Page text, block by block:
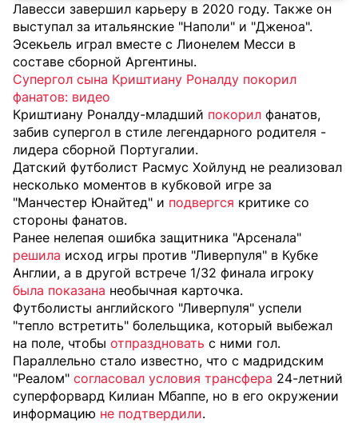
Лавесси завершил карьеру в 2020 году. Также он
выступал за итальянские "Наполи" и "Дженоа".
Эсекьель играл вместе с Лионелем Месси в
составе сборной Аргентины.
Супергол сына Криштиану Роналду покорил
фанатов: видео
Криштиану Роналду-младший покорил фанатов,
забив супергол в стиле легендарного родителя -
лидера сборной Португалии.
Датский футболист Расмус Хойлунд не реализовал
несколько моментов в кубковой игре за
"Манчестер Юнайтед" и подвергся критике со
стороны фанатов.
Ранее нелепая ошибка защитника "Арсенала"
решила исход игры против "Ливерпуля" в Кубке
Англии, а в другой встрече 1/32 финала игроку
была показана необычная карточка.
Футболисты английского "Ливерпуля" успели
"тепло встретить" болельщика, который выбежал
на поле, чтобы отпраздновать с ними гол.
Параллельно стало известно, что с мадридским
"Реалом" согласовал условия трансфера 24-летний
суперфорвард Килиан Мбаппе, но в его окружении
информацию не подтвердили.